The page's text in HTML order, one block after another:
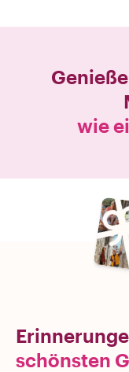
wie
schönsten